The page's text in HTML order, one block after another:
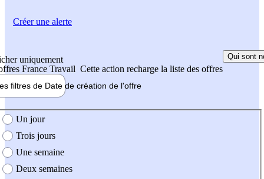
uniquement
France Travail Cette action recharge la liste des offres
Qui sont
filtres de Date de création de l'offre
création de l'offre
Un jour
Trois jours
Une semaine
Deux semaines
Créer une alerte